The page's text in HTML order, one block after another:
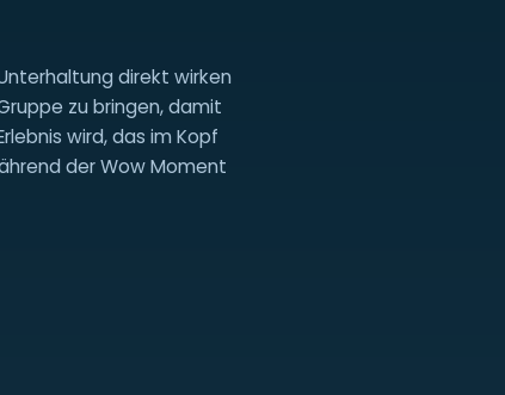
direkt wirken
zu bringen, damit
wird, das im Kopf
der Wow Moment